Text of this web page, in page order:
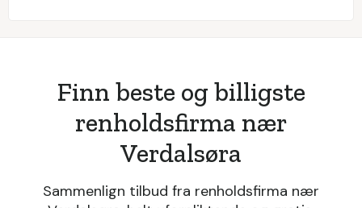
Finn beste og billigste
renholdsfirma nær
Verdalsøra
Sammenlign tilbud fra renholdsfirma nær